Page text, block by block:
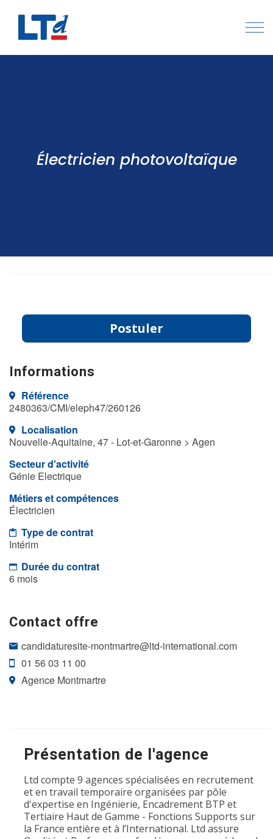
Contactez-nous
Électricien photovoltaïque
Postuler
Informations
Référence
2480363/CMI/eleph47/260126
Localisation
Nouvelle-Aquitaine, 47 - Lot-et-Garonne > Agen
Secteur d'activité
Génie Electrique
Métiers et compétences
Électricien
Type de contrat
Intérim
Durée du contrat
6 mois
Contact offre
candidaturesite-montmartre@ltd-international.com
01 56 03 11 00
Agence Montmartre
Présentation de l'agence
Ltd compte 9 agences spécialisées en recrutement
et en travail temporaire organisées par pôle
d'expertise en Ingénierie, Encadrement BTP et
Tertiaire Haut de Gamme - Fonctions Supports sur
la France entière et à l’International. Ltd assure